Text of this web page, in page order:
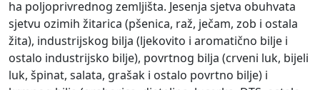
ha poljoprivrednog zemljišta. Jesenja sjetva obuhvata
sjetvu ozimih žitarica (pšenica, raž, ječam, zob i ostala
žita), industrijskog bilja (ljekovito i aromatično bilje i
ostalo industrijsko bilje), povrtnog bilja (crveni luk, bijeli
luk, špinat, salata, grašak i ostalo povrtno bilje) i